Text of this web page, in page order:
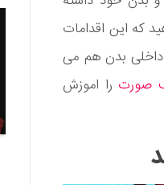
که این اقدامات
داخلی بدن هم می
صورت را اموزش